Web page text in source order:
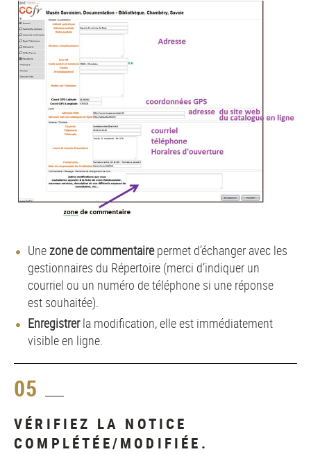
Unezone de commentairepermet d’échanger avec les
gestionnaires du Répertoire (merci d’indiquer un
courriel ou un numéro de téléphone si une réponse
est souhaitée).
Enregistrerla modification, elle est immédiatement
visible en ligne.
05
VÉRIFIEZ LA NOTICE
COMPLÉTÉE/MODIFIÉE.